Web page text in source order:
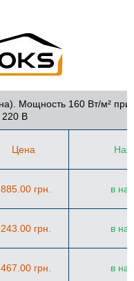
Мощность 160 Вт/м²
220 В
Цена
грн. в
грн. в
грн. в